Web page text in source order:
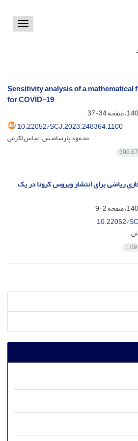
Toggle
Sensitivity analysis of a mathematical
for COVID-19
34-37
10.22052/SCJ.2023.248364.1100
محمود پارسامنش؛ عباس اکرمی
ریاضی برای انتشار ویروس کرونا در یک
2-9
10.22052/